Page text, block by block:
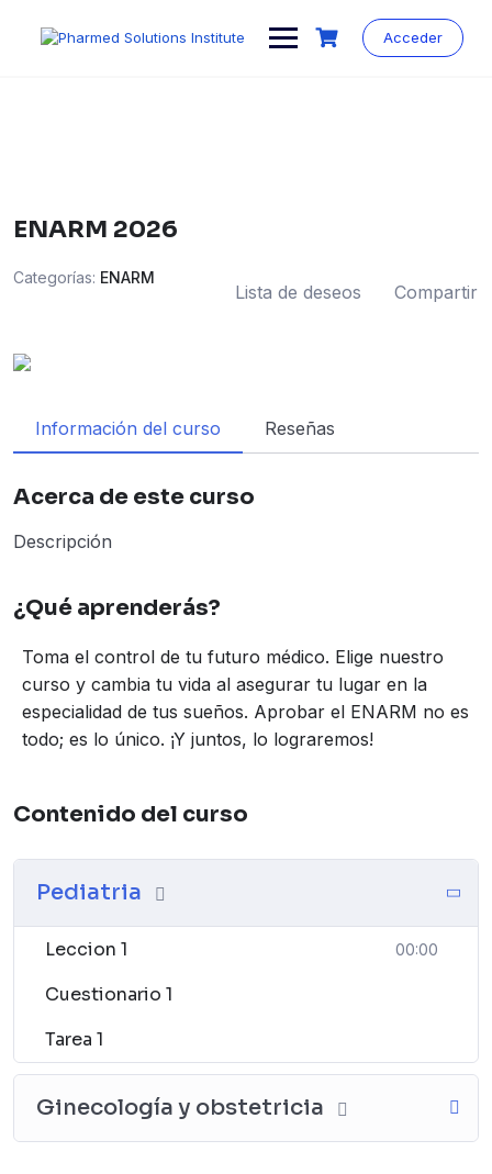
contenido
Acceder
ENARM 2026
Categorías: ENARM
Lista de deseos Compartir
Información del curso Reseñas
Acerca de este curso
Descripción
¿Qué aprenderás?
Toma el control de tu futuro médico. Elige nuestro
curso y cambia tu vida al asegurar tu lugar en la
especialidad de tus sueños. Aprobar el ENARM no es
todo; es lo único. ¡Y juntos, lo lograremos!
Contenido del curso
Pediatria
Leccion 1 00:00
Cuestionario 1
Tarea 1
Ginecología y obstetricia